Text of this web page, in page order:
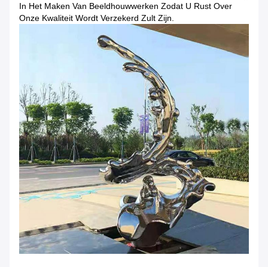
In Het Maken Van Beeldhouwwerken Zodat U Rust Over
Onze Kwaliteit Wordt Verzekerd Zult Zijn.